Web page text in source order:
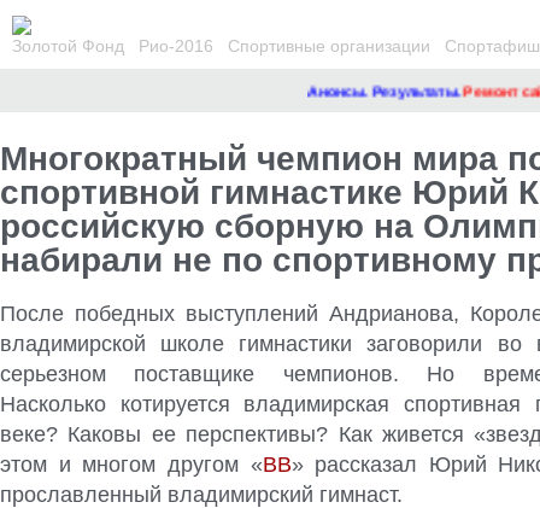
Золотой Фонд Рио-2016 Спортивные организации
Анонсы. Результаты.Ремонт сайта
Многократный чемпион мира
спортивной гимнастике Юрий
российскую сборную на
набирали не по спортивному
После победных выступлений Андрианова,
владимирской школе гимнастики заговорили
серьезном поставщике чемпионов. Но
Насколько котируется владимирская спортивная
веке? Каковы ее перспективы? Как живется
этом и многом другом «ВВ» рассказал Юрий
прославленный владимирский гимнаст.